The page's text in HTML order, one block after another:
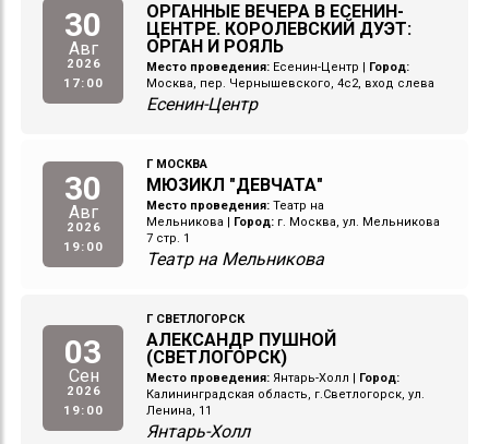
30
Авг
2026
17:00
ОРГАННЫЕ ВЕЧЕРА В ЕСЕНИН-
ЦЕНТРЕ. КОРОЛЕВСКИЙ ДУЭТ:
ОРГАН И РОЯЛЬ
Место проведения: Есенин-Центр
Город:
Москва, пер. Чернышевского, 4с2, вход слева
Есенин-Центр
30
Авг
2026
19:00
Г МОСКВА
МЮЗИКЛ "ДЕВЧАТА"
Место проведения: Театр на
Мельникова
Город: г. Москва, ул. Мельникова
7 стр. 1
Театр на Мельникова
03
Сен
2026
19:00
Г СВЕТЛОГОРСК
АЛЕКСАНДР ПУШНОЙ
(СВЕТЛОГОРСК)
Место проведения: Янтарь-Холл
Город:
Калининградская область, г.Светлогорск, ул.
Ленина, 11
Янтарь-Холл